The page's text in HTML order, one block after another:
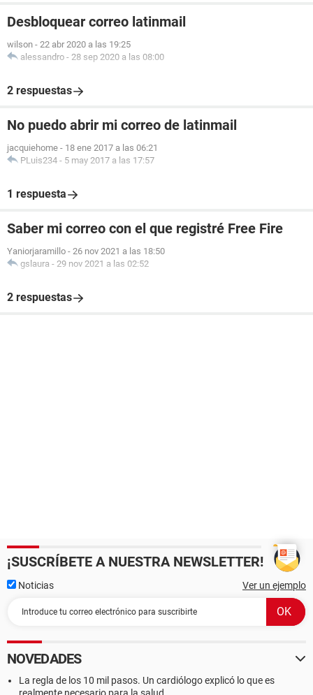
Desbloquear correo latinmail
wilson - 22 abr 2020 a las 19:25
alessandro - 28 sep 2020 a las 08:00
2 respuestas
No puedo abrir mi correo de latinmail
jacquiehome - 18 ene 2017 a las 06:21
PLuis234 - 5 may 2017 a las 17:57
1 respuesta
Saber mi correo con el que registré Free Fire
Yaniorjaramillo - 26 nov 2021 a las 18:50
gslaura - 29 nov 2021 a las 02:52
2 respuestas
¡SUSCRÍBETE A NUESTRA NEWSLETTER!
Noticias Ver un ejemplo
NOVEDADES
La regla de los 10 mil pasos. Un cardiólogo explicó lo que es